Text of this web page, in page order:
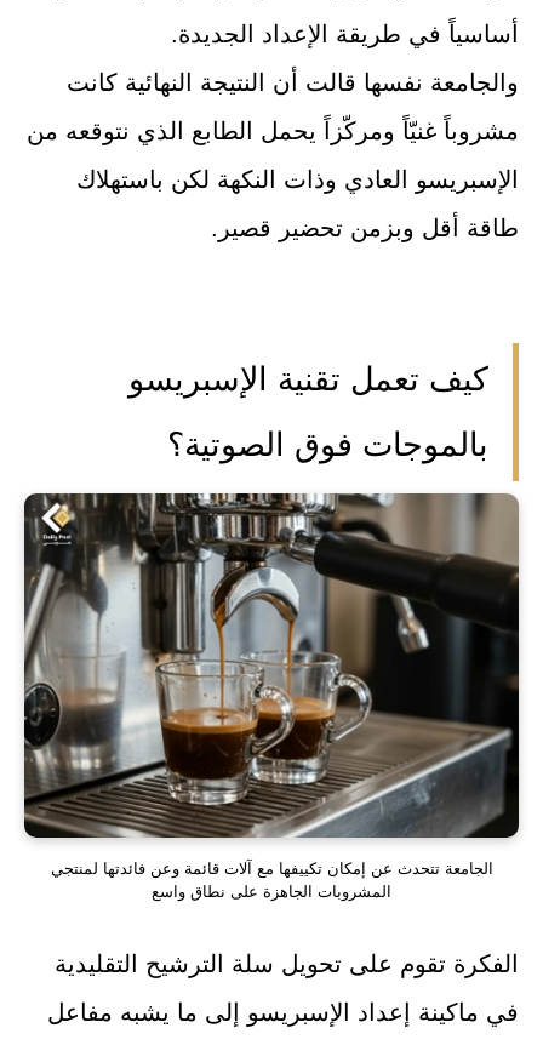
أساسياً في طريقة الإعداد الجديدة.
والجامعة نفسها قالت أن النتيجة النهائية كانت
مشروباً غنيّاً ومركّزاً يحمل الطابع الذي نتوقعه من
الإسبريسو العادي وذات النكهة لكن باستهلاك
طاقة أقل وبزمن تحضير قصير.
كيف تعمل تقنية الإسبريسو
بالموجات فوق الصوتية؟
الجامعة تتحدث عن إمكان تكييفها مع آلات قائمة وعن فائدتها لمنتجي
المشروبات الجاهزة على نطاق واسع
الفكرة تقوم على تحويل سلة الترشيح التقليدية
في ماكينة إعداد الإسبريسو إلى ما يشبه مفاعل